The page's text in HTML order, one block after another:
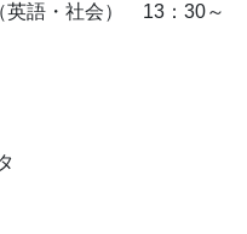
語・社会）　13：30～